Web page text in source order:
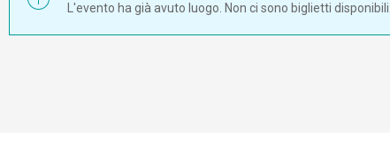
L'evento ha già avuto luogo. Non ci sono biglietti disponibili.